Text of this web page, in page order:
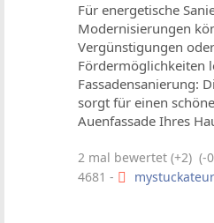
Für energetische
Modernisierungen
Vergünstigungen
Fördermöglichkeiten
Fassadensanierung:
sorgt für einen
Auenfassade Ihres
2 mal bewertet (+2) (-
4681 -